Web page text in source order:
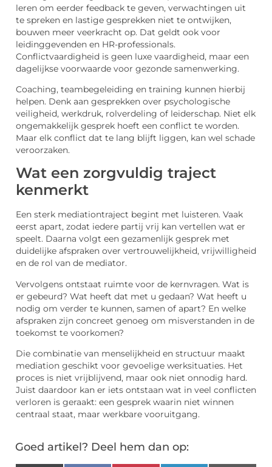
leren om eerder feedback te geven, verwachtingen uit
te spreken en lastige gesprekken niet te ontwijken,
bouwen meer veerkracht op. Dat geldt ook voor
leidinggevenden en HR-professionals.
Conflictvaardigheid is geen luxe vaardigheid, maar een
dagelijkse voorwaarde voor gezonde samenwerking.
Coaching, teambegeleiding en training kunnen hierbij
helpen. Denk aan gesprekken over psychologische
veiligheid, werkdruk, rolverdeling of leiderschap. Niet elk
ongemakkelijk gesprek hoeft een conflict te worden.
Maar elk conflict dat te lang blijft liggen, kan wel schade
veroorzaken.
Wat een zorgvuldig traject
kenmerkt
Een sterk mediationtraject begint met luisteren. Vaak
eerst apart, zodat iedere partij vrij kan vertellen wat er
speelt. Daarna volgt een gezamenlijk gesprek met
duidelijke afspraken over vertrouwelijkheid, vrijwilligheid
en de rol van de mediator.
Vervolgens ontstaat ruimte voor de kernvragen. Wat is
er gebeurd? Wat heeft dat met u gedaan? Wat heeft u
nodig om verder te kunnen, samen of apart? En welke
afspraken zijn concreet genoeg om misverstanden in de
toekomst te voorkomen?
Die combinatie van menselijkheid en structuur maakt
mediation geschikt voor gevoelige werksituaties. Het
proces is niet vrijblijvend, maar ook niet onnodig hard.
Juist daardoor kan er iets ontstaan wat in veel conflicten
verloren is geraakt: een gesprek waarin niet winnen
centraal staat, maar werkbare vooruitgang.
Goed artikel? Deel hem dan op: